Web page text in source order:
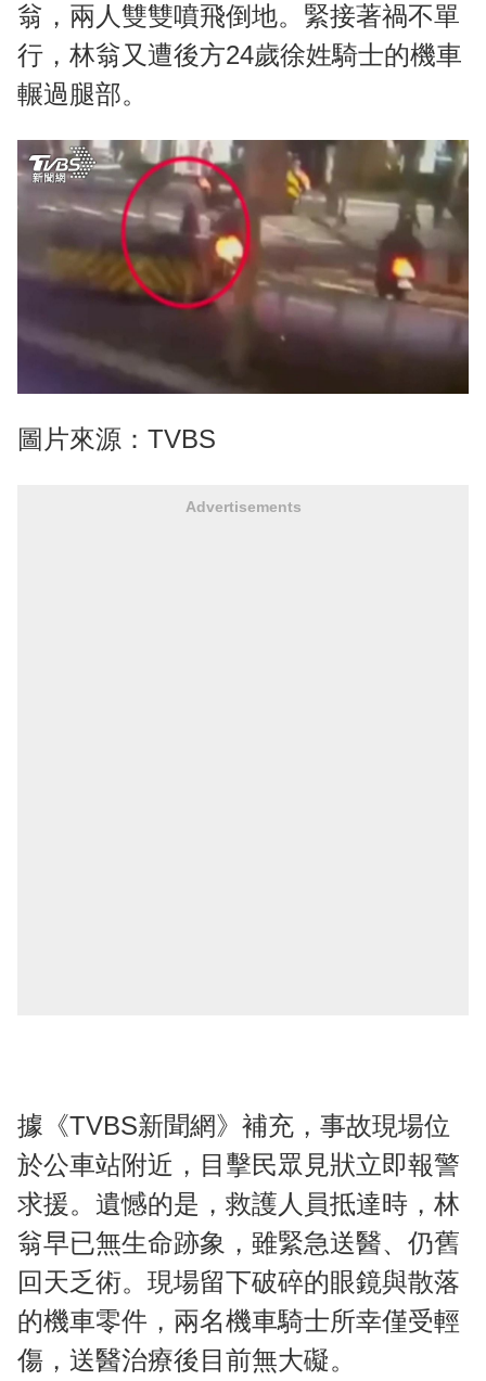
翁，兩人雙雙噴飛倒地。緊接著禍不單
行，林翁又遭後方24歲徐姓騎士的機車
輾過腿部。
圖片來源：TVBS
Advertisements
據《TVBS新聞網》補充，事故現場位
於公車站附近，目擊民眾見狀立即報警
求援。遺憾的是，救護人員抵達時，林
翁早已無生命跡象，雖緊急送醫、仍舊
回天乏術。現場留下破碎的眼鏡與散落
的機車零件，兩名機車騎士所幸僅受輕
傷，送醫治療後目前無大礙。